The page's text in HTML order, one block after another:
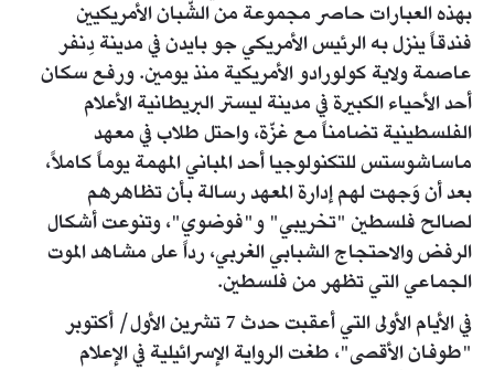
بهذه العبارات حاصر مجموعة من الشّبان الأمريكيين
فندقاً ينزل به الرئيس الأمريكي جو بايدن في مدينة دِنفر
عاصمة ولاية كولورادو الأمريكية منذ يومين. ورفع سكان
أحد الأحياء الكبيرة في مدينة ليستر البريطانية الأعلام
الفلسطينية تضامناً مع غزّة، واحتل طلاب في معهد
ماساشوستس للتكنولوجيا أحد المباني المهمة يوماً كاملاً،
بعد أن وَجهت لهم إدارة المعهد رسالة بأن تظاهرهم
لصالح فلسطين "تخريبي" و"فوضوي"، وتنوعت أشكال
الرفض والاحتجاج الشبابي الغربي، رداً على مشاهد الموت
الجماعي التي تظهر من فلسطين.
في الأيام الأولى التي أعقبت حدث 7 تشرين الأول/ أكتوبر
"طوفان الأقصى"، طغت الرواية الإسرائيلية في الإعلام